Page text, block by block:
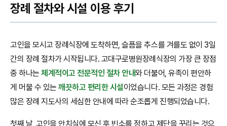
장례 절차와 시설 이용 후기
고인을 모시고 장례식장에 도착하면, 슬픔을 추스를 겨를도 없이 3일
간의 장례 절차가 시작됩니다. 고대구로병원장례식장의 가장 큰 장점
중 하나는체계적이고 전문적인 절차 안내와 더불어, 유족이 편안하
게 머물 수 있는깨끗하고 편리한 시설이었습니다. 모든 과정은 경험
많은 장례 지도사의 세심한 안내에 따라 순조롭게 진행되었습니다.
첫째 날, 고인을 안치실에 모신 후 빈소를 정하고 제단을 꾸리는 것으